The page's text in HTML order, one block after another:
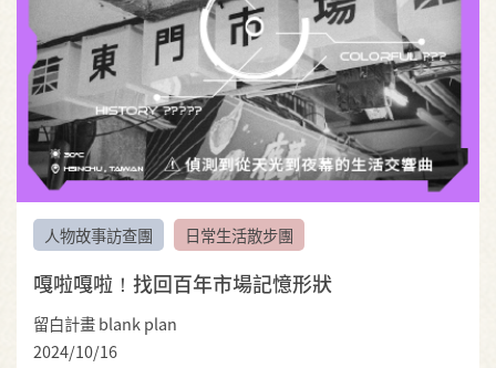
人物故事訪查團 日常生活散步團
嘎啦嘎啦！找回百年市場記憶形狀
留白計畫 blank plan
2024/10/16